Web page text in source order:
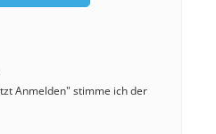
Anmelden" stimme ich der